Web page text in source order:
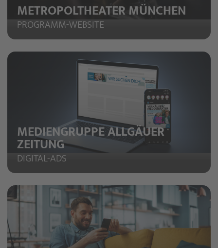
METROPOLTHEATER MÜNCHEN
PROGRAMM-WEBSITE
MEDIENGRUPPE ALLGÄUER
ZEITUNG
DIGITAL-ADS